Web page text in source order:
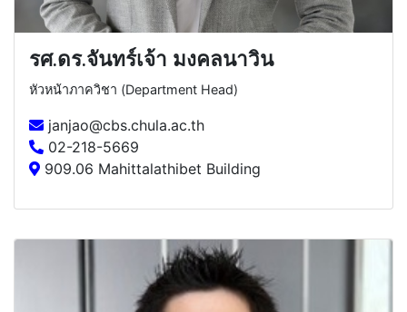
รศ.ดร.จันทร์เจ้า มงคลนาวิน
หัวหน้าภาควิชา (Department Head)
janjao@cbs.chula.ac.th
02-218-5669
909.06 Mahittalathibet Building